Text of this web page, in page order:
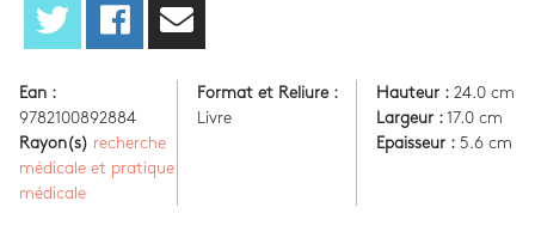
Ean :
9782100892884
Rayon(s) recherche
médicale et pratique
médicale
Format et Reliure :
Livre
Hauteur :24.0 cm
Largeur :17.0 cm
Epaisseur :5.6 cm